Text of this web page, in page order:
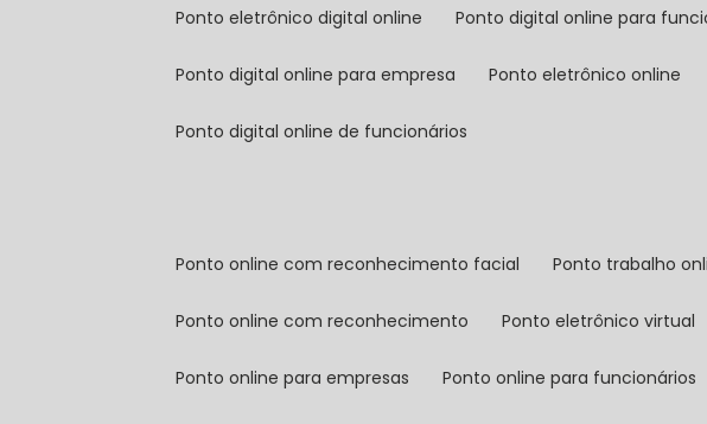
ponto eletrônico digital online ponto digital online para
ponto digital online para empresa ponto eletrônico online
ponto digital online de funcionários
ponto online com reconhecimento facial ponto trabalho
ponto online com reconhecimento ponto eletrônico virtual
ponto online para empresas ponto online para funcionários